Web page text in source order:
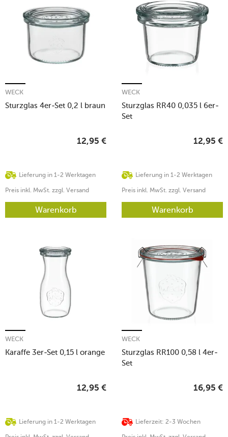
Sturzglas 4er-Set 0,2 l braun
WECK
Lieferung in 1-2 Werktagen
12,95 €
Preis inkl. MwSt. zzgl. Versand
Warenkorb
Sturzglas RR40 0,035 l 6er-
Set
WECK
Lieferung in 1-2 Werktagen
12,95 €
Preis inkl. MwSt. zzgl. Versand
Warenkorb
Karaffe 3er-Set 0,15 l orange
WECK
Lieferung in 1-2 Werktagen
12,95 €
Sturzglas RR100 0,58 l 4er-
Set
WECK
Lieferzeit: 2-3 Wochen
16,95 €